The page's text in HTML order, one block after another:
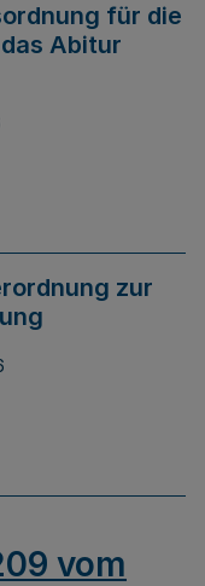
für die
Abitur
zur
vom